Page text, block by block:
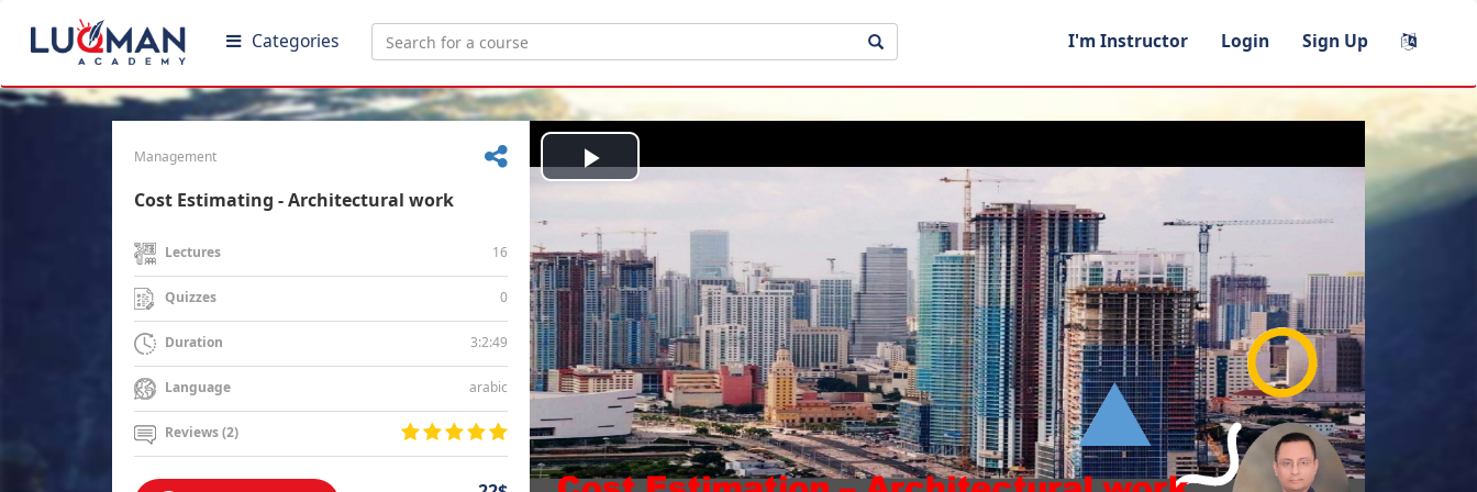
Categories I'm Instructor Login Sign Up
Management
Cost Estimating - Architectural work
Lectures 16
Quizzes 0
Duration 3:2:49
Language arabic
Reviews (2)
Play
Video